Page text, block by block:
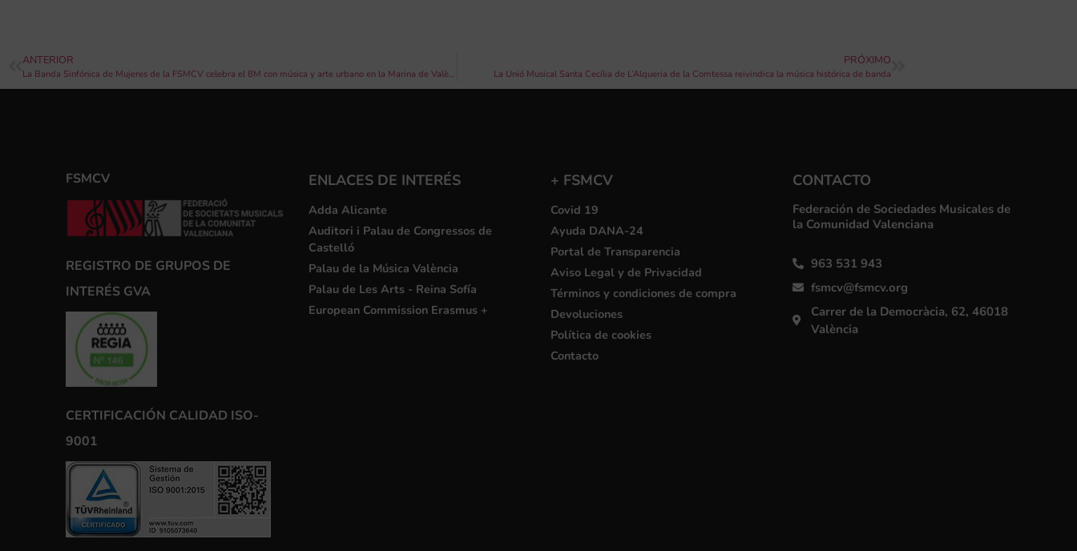
ANTERIOR
La Banda Sinfónica de Mujeres de la FSMCV celebra el 8M con música y arte urbano en la Marina de València
PRÓXIMO
La Unió Musical Santa Cecília de L’Alqueria de la Comtessa reivindica la música histórica de banda
FSMCV
REGISTRO DE GRUPOS DE
INTERÉS GVA
CERTIFICACIÓN CALIDAD ISO-
9001
ENLACES DE INTERÉS
Adda Alicante
Auditori i Palau de Congressos de
Castelló
Palau de la Música València
Palau de Les Arts - Reina Sofía
European Commission Erasmus +
+ FSMCV
Covid 19
Ayuda DANA-24
Portal de Transparencia
Aviso Legal y de Privacidad
Términos y condiciones de compra
Devoluciones
Política de cookies
Contacto
CONTACTO
Federación de Sociedades Musicales de
la Comunidad Valenciana
963 531 943
fsmcv@fsmcv.org
Carrer de la Democràcia, 62, 46018
València